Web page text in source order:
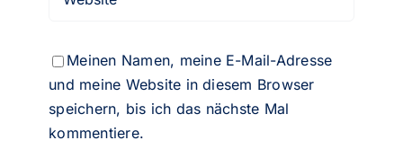
Meinen Namen, meine E-Mail-Adresse
und meine Website in diesem Browser
speichern, bis ich das nächste Mal
kommentiere.